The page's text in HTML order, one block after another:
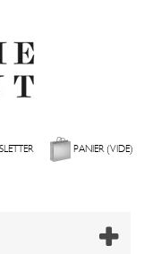
PANIER(VIDE)